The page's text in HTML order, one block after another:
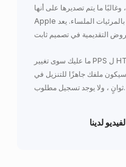
، وغالبًا ما يتم تصديرها على أنها PPTX أو PDF. تستخدم Keynote
Apple تنسيق المفتاح ومعروف بالمرئيات الملساء. يعد PDF أيضًا
ما عليك سوى تغيير PPS ل HTML عن طريق تحميل ملفك ، واختيار
ملفك جاهزًا للتنزيل في
ثوانٍ ، ولا يوجد تسجيل مطلوب.
لدينا